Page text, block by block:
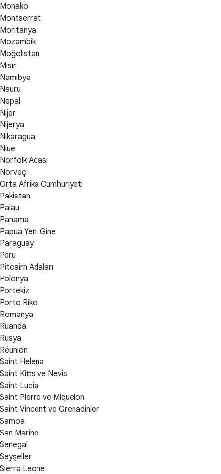
Monako
Montserrat
Moritanya
Mozambik
Moğolistan
Mısır
Namibya
Nauru
Nepal
Nijer
Nijerya
Nikaragua
Niue
Norfolk Adası
Norveç
Orta Afrika Cumhuriyeti
Pakistan
Palau
Panama
Papua Yeni Gine
Paraguay
Peru
Pitcairn Adaları
Polonya
Portekiz
Porto Riko
Romanya
Ruanda
Rusya
Réunion
Saint Helena
Saint Kitts ve Nevis
Saint Lucia
Saint Pierre ve Miquelon
Saint Vincent ve Grenadinler
Samoa
San Marino
Senegal
Seyşeller
Sierra Leone